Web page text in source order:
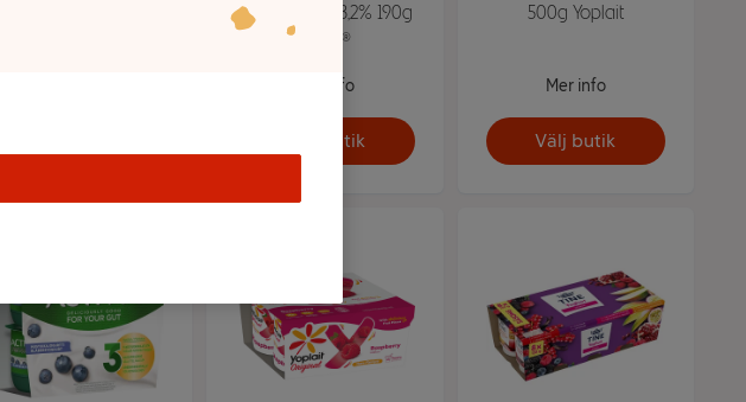
Madagaskar 3,2% 190g
Yoggi®
Mer info
Välj butik
500g Yoplait
Mer info
Välj butik